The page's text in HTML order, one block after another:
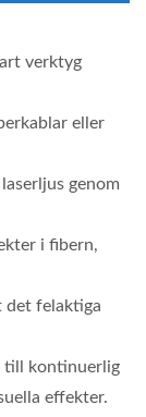
verktyg
eller
genom
i fibern,
det felaktiga
till kontinuerlig
effekter.